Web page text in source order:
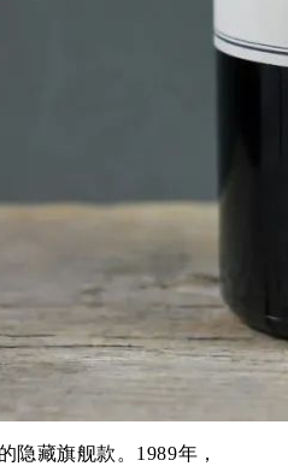
隐藏旗舰款。1989年，